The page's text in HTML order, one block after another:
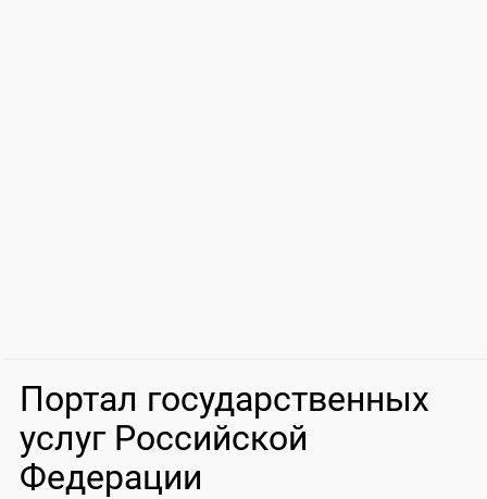
Портал государственных
услуг Российской
Федерации